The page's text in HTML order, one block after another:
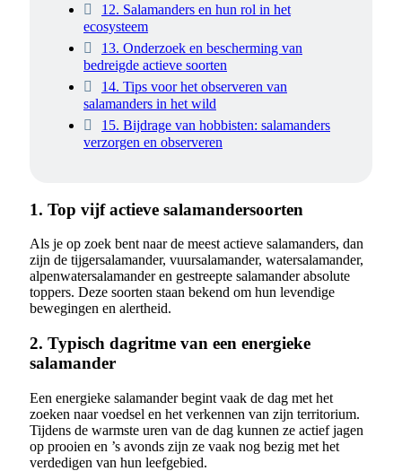
12. Salamanders en hun rol in het
ecosysteem
13. Onderzoek en bescherming van
bedreigde actieve soorten
14. Tips voor het observeren van
salamanders in het wild
15. Bijdrage van hobbisten: salamanders
verzorgen en observeren
1. Top vijf actieve salamandersoorten
Als je op zoek bent naar de meest actieve salamanders, dan
zijn de tijgersalamander, vuursalamander, watersalamander,
alpenwatersalamander en gestreepte salamander absolute
toppers. Deze soorten staan bekend om hun levendige
bewegingen en alertheid.
2. Typisch dagritme van een energieke
salamander
Een energieke salamander begint vaak de dag met het
zoeken naar voedsel en het verkennen van zijn territorium.
Tijdens de warmste uren van de dag kunnen ze actief jagen
op prooien en ’s avonds zijn ze vaak nog bezig met het
verdedigen van hun leefgebied.